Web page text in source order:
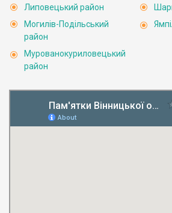
Липовецький район
Могилів-Подільський
район
Мурованокуриловецький
район